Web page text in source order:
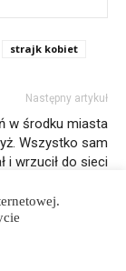
strajk kobiet
Następny artykuł
w środku miasta
Wszystko sam
i wrzucił do sieci